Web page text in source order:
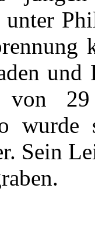
unter
und
von
wurde
. Sein
.